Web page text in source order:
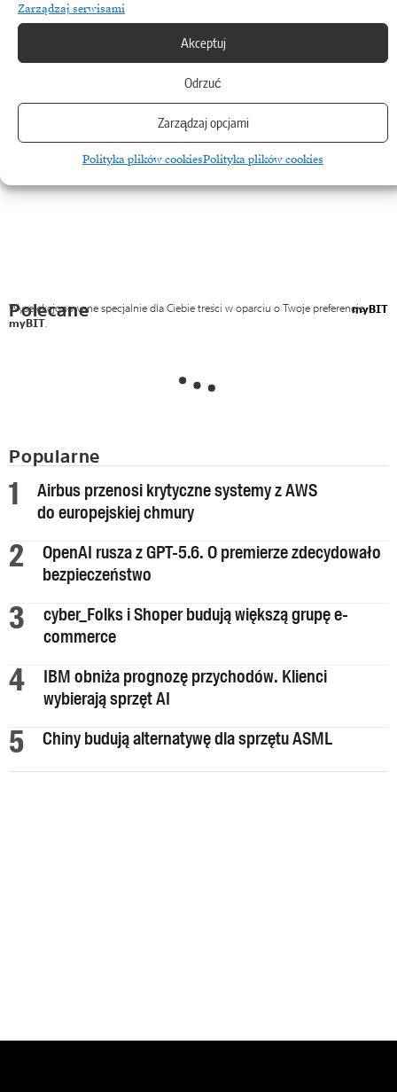
Zarządzaj serwisami
Akceptuj
Odrzuć
Zarządzaj opcjami
Polityka plików cookiesPolityka plików cookies
geopolitycznych na Bliskim Wschodzie oraz postawie krajowych
decydentów monetarnych. Połączenie dyplomatycznego…
9 kwietnia, 2026
Polecane myBIT
Wyselekcjonowane specjalnie dla Ciebie treści w oparciu o Twoje preferencje
myBIT.
Popularne
Airbus przenosi krytyczne systemy z AWS
do europejskiej chmury
OpenAI rusza z GPT-5.6. O premierze zdecydowało
bezpieczeństwo
cyber_Folks i Shoper budują większą grupę e-
commerce
IBM obniża prognozę przychodów. Klienci
wybierają sprzęt AI
Chiny budują alternatywę dla sprzętu ASML